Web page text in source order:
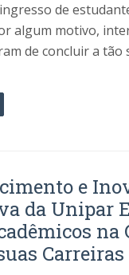
de
algum motivo,
de concluir a tão
e
da Unipar
na
Carreiras